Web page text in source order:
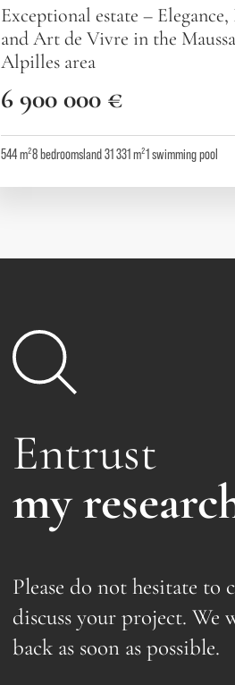
Exceptional estate – Elegance,
and Art de Vivre in the
Alpilles area
6 900 000 €
544 m²8bedroomsland 31 331 m²1swimming pool
Entrust
my
Please do not hesitate to
discuss your project. We
back as soon as possible.